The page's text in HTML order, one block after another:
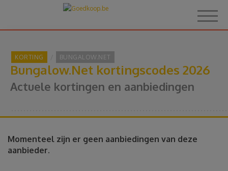
Hoe het werkt
KORTING BUNGALOW.NET
Bungalow.Net kortingscodes 2026
Actuele kortingen en aanbiedingen
Momenteel zijn er geen aanbiedingen van deze
aanbieder.